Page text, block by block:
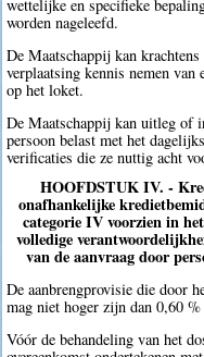
wettelijke en specifieke
worden nageleefd.
De Maatschappij kan
verplaatsing kennis nemen
op het loket.
De Maatschappij kan uitleg of
persoon belast met het
verificaties die ze nuttig acht
HOOFDSTUK IV. -
onafhankelijke
categorie IV voorzien in
volledige
van de aanvraag door
De aanbrengprovisie die door
mag niet hoger zijn dan 0,60
Vóór de behandeling van het